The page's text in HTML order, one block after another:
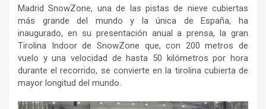
Madrid SnowZone, una de las pistas de nieve cubiertas
más grande del mundo y la única de España, ha
inaugurado, en su presentación anual a prensa, la gran
Tirolina Indoor de SnowZone que, con 200 metros de
vuelo y una velocidad de hasta 50 kilómetros por hora
durante el recorrido, se convierte en la tirolina cubierta de
mayor longitud del mundo.